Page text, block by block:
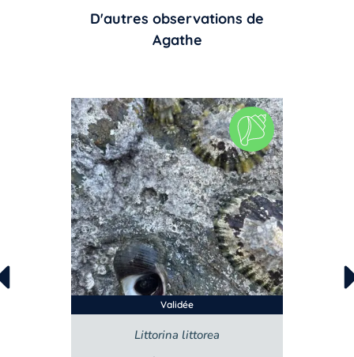
D'autres observations de
Agathe
Validée
Steromphala umbilicalis